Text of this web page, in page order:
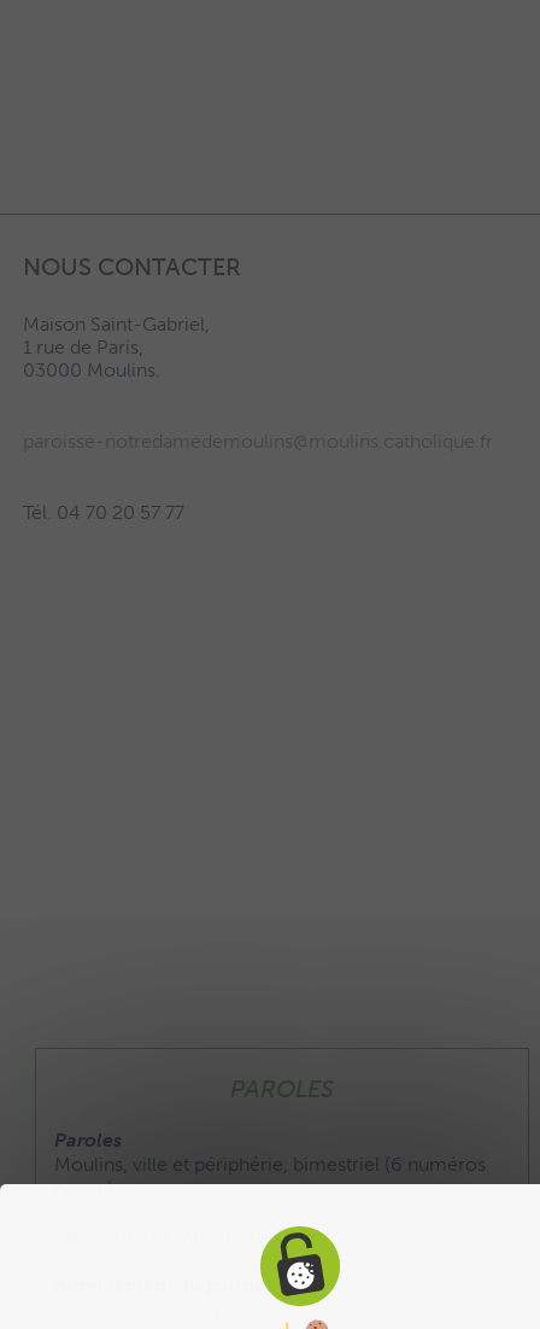
NOUS CONTACTER
Maison Saint-Gabriel,
1 rue de Paris,
03000 Moulins.
paroisse-notredamedemoulins@moulins.catholique.fr
Tél. 04 70 20 57 77
PAROLES
Paroles
Moulins, ville et périphérie, bimestriel (6 numéros
par an).
Abonnement annuel : 20 €
Abonnement au journal :